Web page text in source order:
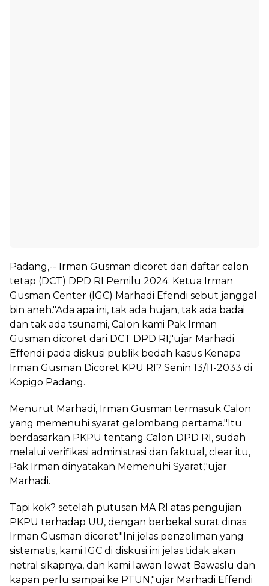
Padang,-- Irman Gusman dicoret dari daftar calon
tetap (DCT) DPD RI Pemilu 2024. Ketua Irman
Gusman Center (IGC) Marhadi Efendi sebut janggal
bin aneh."Ada apa ini, tak ada hujan, tak ada badai
dan tak ada tsunami, Calon kami Pak Irman
Gusman dicoret dari DCT DPD RI,"ujar Marhadi
Effendi pada diskusi publik bedah kasus Kenapa
Irman Gusman Dicoret KPU RI? Senin 13/11-2033 di
Kopigo Padang.
Menurut Marhadi, Irman Gusman termasuk Calon
yang memenuhi syarat gelombang pertama."Itu
berdasarkan PKPU tentang Calon DPD RI, sudah
melalui verifikasi administrasi dan faktual, clear itu,
Pak Irman dinyatakan Memenuhi Syarat,"ujar
Marhadi.
Tapi kok? setelah putusan MA RI atas pengujian
PKPU terhadap UU, dengan berbekal surat dinas
Irman Gusman dicoret."Ini jelas penzoliman yang
sistematis, kami IGC di diskusi ini jelas tidak akan
netral sikapnya, dan kami lawan lewat Bawaslu dan
kapan perlu sampai ke PTUN,"ujar Marhadi Effendi